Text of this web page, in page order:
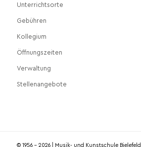
Unterrichtsorte
Gebühren
Kollegium
Öffnungszeiten
Verwaltung
Stellenangebote
© 1956 - 2026 | Musik- und Kunstschule Bielefeld